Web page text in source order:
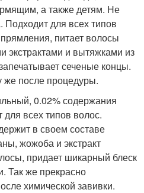
а также детям. Не
Подходит для всех типов
питает волосы
и вытяжками из
сеченые концы.
после процедуры.
0.02% содержания
всех типов волос.
в своем составе
жожоба и экстракт
придает шикарный блеск
Так же прекрасно
химической завивки.